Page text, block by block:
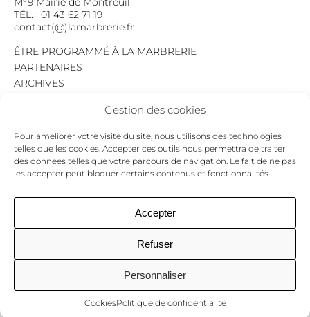
Gestion des cookies
Pour améliorer votre visite du site, nous utilisons des technologies
telles que les cookies. Accepter ces outils nous permettra de traiter
des données telles que votre parcours de navigation. Le fait de ne pas
les accepter peut bloquer certains contenus et fonctionnalités.
Accepter
Refuser
Personnaliser
CookiesPolitique de confidentialité
TÉL. : 01 43 62 71 19
contact(@)lamarbrerie.fr
ÊTRE PROGRAMMÉ À LA MARBRERIE
PARTENAIRES
ARCHIVES
MENTIONS LÉGALES
POLITIQUE DE CONFIDENTIALITÉ
COOKIES
NEWSLETTER
pour ne jamais passer à côté d’un événement.